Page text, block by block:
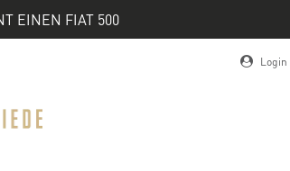
EINEN FIAT 500
Login